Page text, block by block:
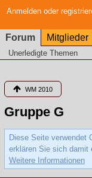
Anmelden oder
Forum Mitglieder
Unerledigte Themen
WM 2010
Gruppe G
Diese Seite verwendet
erklären Sie sich damit
Weitere Informationen